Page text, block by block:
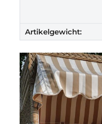
Artikelgewicht: